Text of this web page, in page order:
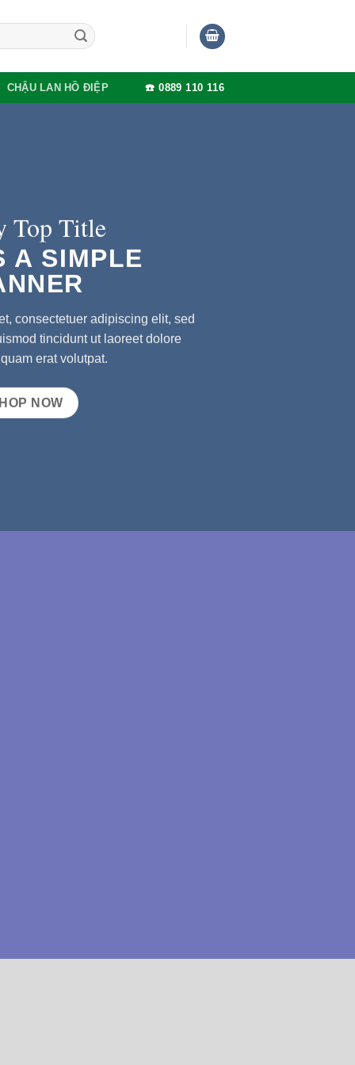
CHẬU LAN HỒ ĐIỆP ☎️ 0889 110 116
Top Title
A SIMPLE
consectetuer adipiscing elit, sed
tincidunt ut laoreet dolore
erat volutpat.
NOW